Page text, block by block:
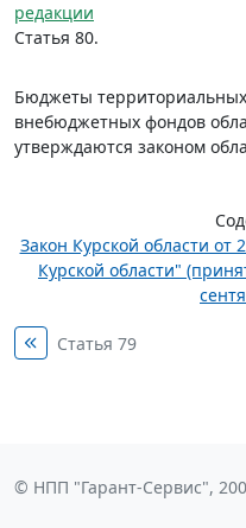
редакции
Статья 80.
Бюджеты
внебюджетных фондов
утверждаются законом
Закон Курской области от
Курской области"
Статья 79
© НПП "Гарант-Сервис",